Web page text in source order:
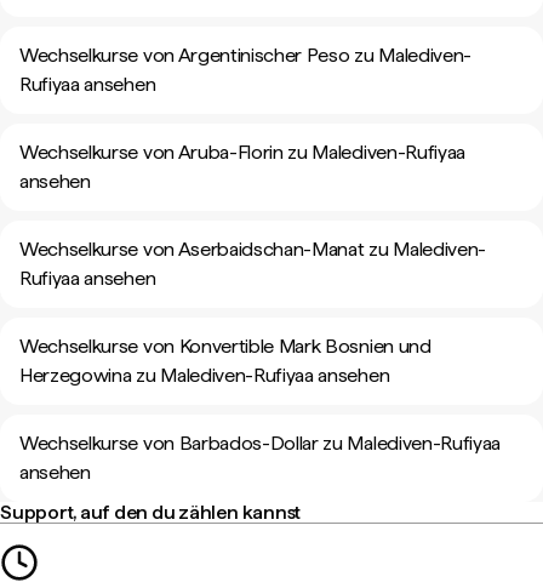
Wechselkurse von Argentinischer Peso zu Malediven-
Rufiyaa ansehen
Wechselkurse von Aruba-Florin zu Malediven-Rufiyaa
ansehen
Wechselkurse von Aserbaidschan-Manat zu Malediven-
Rufiyaa ansehen
Wechselkurse von Konvertible Mark Bosnien und
Herzegowina zu Malediven-Rufiyaa ansehen
Wechselkurse von Barbados-Dollar zu Malediven-Rufiyaa
ansehen
Support, auf den du zählen kannst